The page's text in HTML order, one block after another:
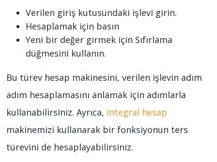
Verilen giriş kutusundaki işlevi girin.
Hesaplamak için basın
Yeni bir değer girmek için Sıfırlama
düğmesini kullanın.
Bu türev hesap makinesini, verilen işlevin adım
adım hesaplamasını anlamak için adımlarla
kullanabilirsiniz. Ayrıca, integral hesap
makinemizi kullanarak bir fonksiyonun ters
türevini de hesaplayabilirsiniz.